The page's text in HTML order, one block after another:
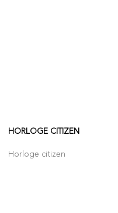
HORLOGE CITIZEN
Horloge citizen